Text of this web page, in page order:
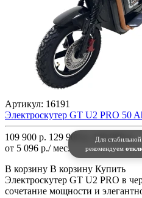
Для
рекомендуем
Артикул: 16191
Электроскутер GT U2 PRO 50
109 900 р. 129 900 р.
149 900 р.
от 5 096 р./ мес.
В корзину В корзину Купить
Электроскутер GT U2 PRO в
сочетание мощности и